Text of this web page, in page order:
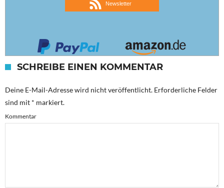
Newsletter
SCHREIBE EINEN KOMMENTAR
Deine E-Mail-Adresse wird nicht veröffentlicht. Erforderliche Felder
sind mit * markiert.
Kommentar